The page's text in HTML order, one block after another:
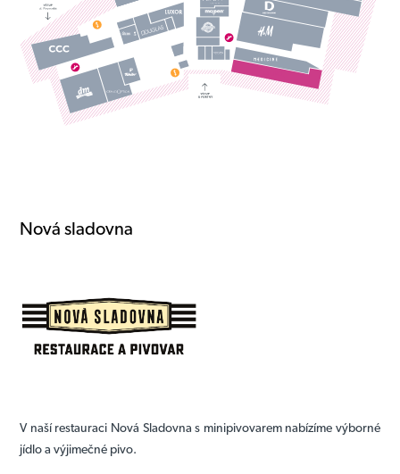
Nová sladovna
V naší restauraci Nová Sladovna s minipivovarem nabízíme výborné
jídlo a výjimečné pivo.